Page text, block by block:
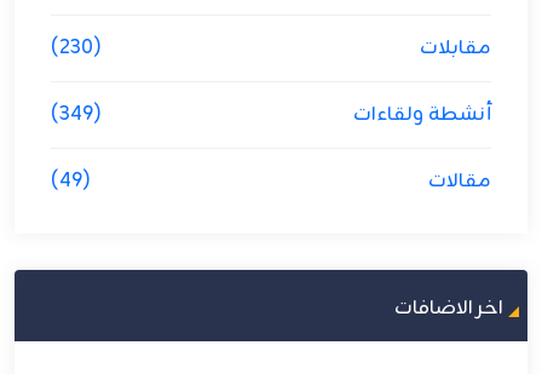
مقابلات (230)
أنشطة ولقاءات (349)
مقالات (49)
اخر الاضافات